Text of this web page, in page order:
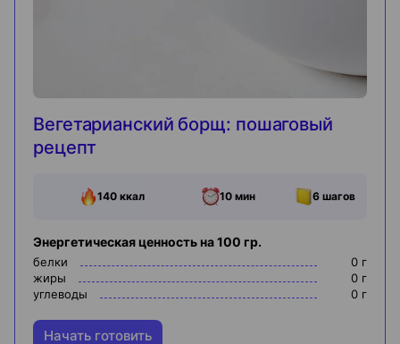
Вегетарианский борщ: пошаговый
рецепт
140ккал 10 мин 6 шагов
Энергетическая ценность на 100 гр.
белки 0 г
жиры
0 г
углеводы
0 г
Начать готовить